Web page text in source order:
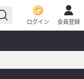
ログイン 会員登録